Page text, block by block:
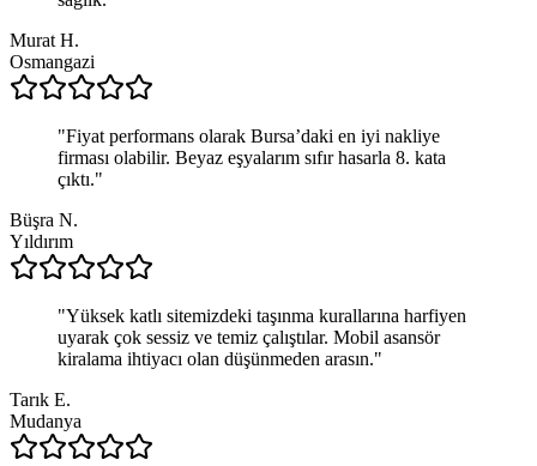
Murat H.
Osmangazi
"Fiyat performans olarak Bursa’daki en iyi nakliye
firması olabilir. Beyaz eşyalarım sıfır hasarla 8. kata
çıktı."
Büşra N.
Yıldırım
"Yüksek katlı sitemizdeki taşınma kurallarına harfiyen
uyarak çok sessiz ve temiz çalıştılar. Mobil asansör
kiralama ihtiyacı olan düşünmeden arasın."
Tarık E.
Mudanya